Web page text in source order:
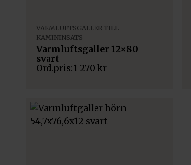
VARMLUFTSGALLER TILL
KAMININSATS
Varmluftsgaller 12×80
svart
1 270 kr